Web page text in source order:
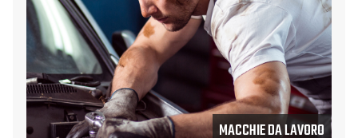
MACCHIE DA LAVORO